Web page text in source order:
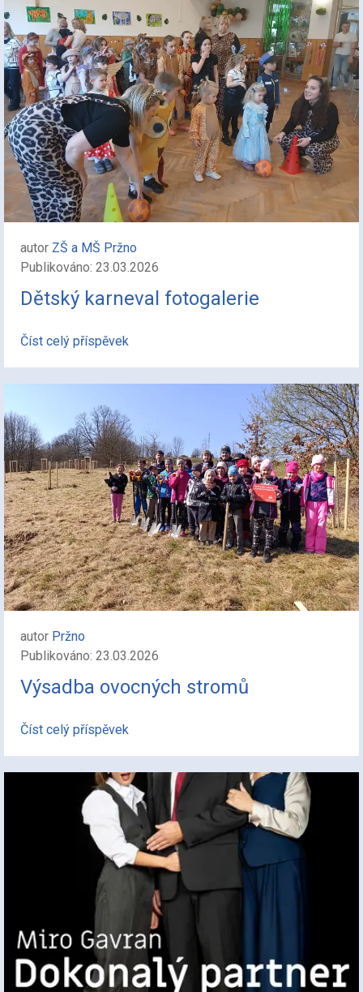
autor ZŠ a MŠ Pržno
Publikováno: 23.03.2026
Dětský karneval fotogalerie
Číst celý příspěvek
autor Pržno
Publikováno: 23.03.2026
Výsadba ovocných stromů
Číst celý příspěvek